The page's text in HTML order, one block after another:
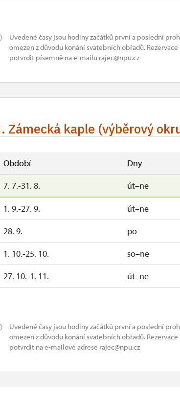
Uvedené časy jsou hodiny začátků první a poslední
omezen z důvodu konání svatebních obřadů.
potvrdit písemně na e-mailu rajec@npu.cz
Zámecká kaple (výběrový
Období Dny
7. 7.-31. 8.
út–ne
1. 9.-27. 9. út–ne
28. 9.
po
1. 10.-25. 10.
so–ne
27. 10.-1. 11.
út–ne
Uvedené časy jsou hodiny začátků první a poslední
omezen z důvodu konání svatebních obřadů.
potvrdit na e-mailové adrese rajec@npu.cz